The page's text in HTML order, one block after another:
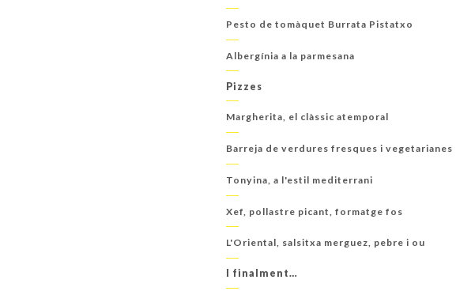
Pesto de tomàquet Burrata Pistatxo
Albergínia a la parmesana
Pizzes
Margherita, el clàssic atemporal
Barreja de verdures fresques i vegetarianes
Tonyina, a l'estil mediterrani
Xef, pollastre picant, formatge fos
L'Oriental, salsitxa merguez, pebre i ou
I finalment…